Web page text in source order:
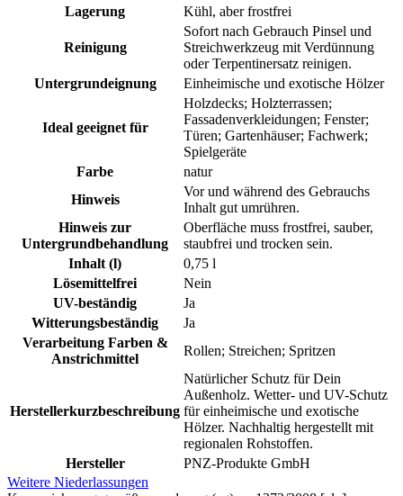
Lagerung
Kühl, aber frostfrei
Reinigung
Sofort nach Gebrauch Pinsel und
Streichwerkzeug mit Verdünnung
oder Terpentinersatz reinigen.
Untergrundeignung
Einheimische und exotische Hölzer
Ideal geeignet für
Holzdecks; Holzterrassen;
Fassadenverkleidungen; Fenster;
Türen; Gartenhäuser; Fachwerk;
Spielgeräte
Farbe
natur
Hinweis
Vor und während des Gebrauchs
Inhalt gut umrühren.
Hinweis zur
Untergrundbehandlung
Oberfläche muss frostfrei, sauber,
staubfrei und trocken sein.
Inhalt (l)
0,75 l
Lösemittelfrei
Nein
UV-beständig
Ja
Witterungsbeständig
Ja
Verarbeitung Farben &
Anstrichmittel
Rollen; Streichen; Spritzen
Herstellerkurzbeschreibung
Natürlicher Schutz für Dein
Außenholz. Wetter- und UV-Schutz
für einheimische und exotische
Hölzer. Nachhaltig hergestellt mit
regionalen Rohstoffen.
Hersteller
PNZ-Produkte GmbH
Weitere Niederlassungen